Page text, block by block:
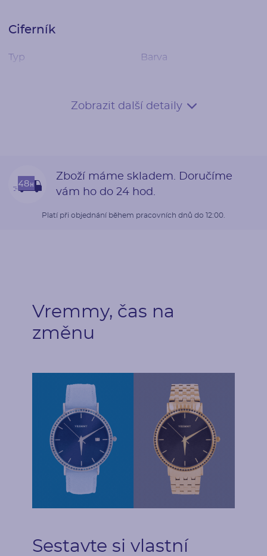
Ciferník
Typ
Barva
Materiál
Barva
Druh
Počet
Karátová váha
Rozměry
1.25 mm (0.01ct)
Barva
Modrá
Přírodní
Zobrazit další detaily
Zboží máme skladem. Doručíme
vám ho do 24 hod.
Platí při objednání během pracovních dnů do 12:00.
Vremmy, čas na
změnu
Sestavte si vlastní